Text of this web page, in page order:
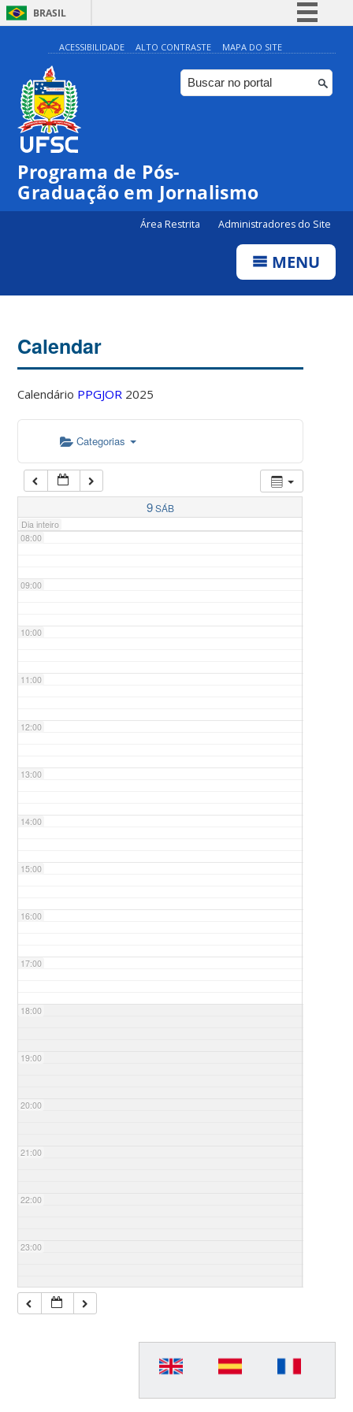
BRASIL
Simplifique!
Comunica BR
Participe
ACESSIBILIDADE ALTO CONTRASTE MAPA DO SITE
Programa de Pós-
Graduação em Jornalismo
Área Restrita Administradores do Site
MENU
Calendar
Calendário PPGJOR 2025
Categorias
9SÁB
Dia inteiro
04:00
05:00
07:00
08:00
09:00
10:00
11:00
12:00
13:00
14:00
15:00
16:00
17:00
18:00
19:00
20:00
21:00
22:00
23:00